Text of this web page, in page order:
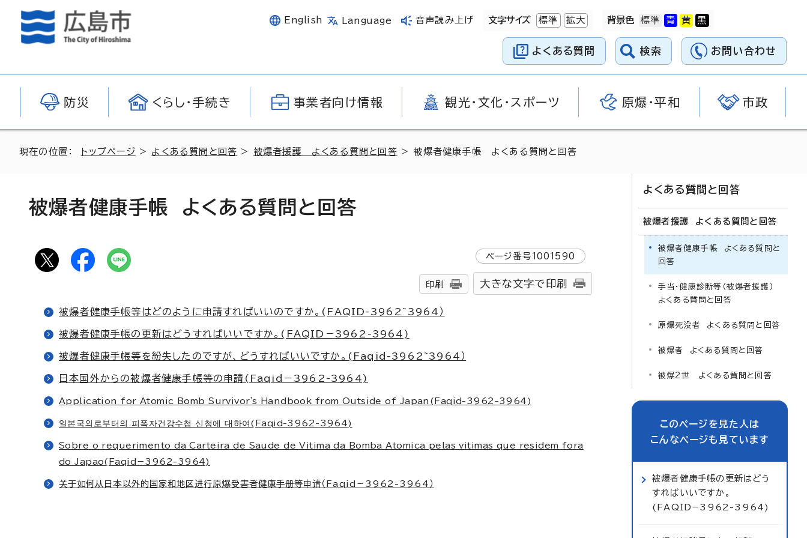
English Language 音声読み上げ 文字サイズ 標準 拡大 背景色
よくある質問 検索 お問い合わせ
防災 くらし・手続き 事業者向け情報 観光・文化・スポーツ 原爆・平和 市政
現在の位置： トップページ > よくある質問と回答 > 被爆者援護 よくある質問と回答 > 被爆者健康手帳 よくある質問と回答
被爆者健康手帳 よくある質問と回答
ページ番号1001590
印刷 大きな文字で印刷
被爆者健康手帳等はどのように申請すればいいのですか。(FAQID-3962~3964）
被爆者健康手帳の更新はどうすればいいですか。(FAQID－3962-3964)
被爆者健康手帳等を紛失したのですが、どうすればいいですか。(Faqid-3962~3964）
日本国外からの被爆者健康手帳等の申請(Faqid－3962-3964)
Application for Atomic Bomb Survivor's Handbook from Outside of Japan(Faqid-3962-3964)
일본국외로부터의 피폭자건강수첩 신청에 대하여(Faqid-3962-3964)
Sobre o requerimento da Carteira de Saude de Vitima da Bomba Atomica pelas vitimas que residem fora
do Japao(Faqid－3962-3964)
关于如何从日本以外的国家和地区进行原爆受害者健康手册等申请（Faqid－3962-3964）
よくある質問と回答
被爆者援護 よくある質問と回答
被爆者健康手帳 よくある質問と
回答
手当・健康診断等（被爆者援護）
よくある質問と回答
原爆死没者 よくある質問と回答
被爆者 よくある質問と回答
被爆2世 よくある質問と回答
このページを見た人は
こんなページも見ています
被爆者健康手帳の更新はどう
すればいいですか。
(FAQID−3962-3964)